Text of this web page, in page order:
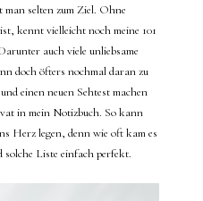
man selten zum Ziel. Ohne
kennt vielleicht noch meine 101
auch viele unliebsame
doch öfters nochmal daran zu
einen neuen Sehtest machen
in mein Notizbuch. So kann
Herz legen, denn wie oft kam es
Liste einfach perfekt.